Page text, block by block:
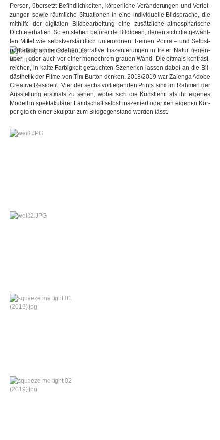
Per­son, über­setzt Befind­lich­kei­ten, kör­per­li­che Ver­än­de­run­gen und Ver­let­
zun­gen sowie räum­li­che Situa­tio­nen in eine indi­vi­du­elle Bild­spra­che, die
mit­hilfe der digi­ta­len Bild­be­ar­bei­tung eine zusätz­li­che atmo­sphä­ri­sche
Dichte erhal­ten. So ent­ste­hen betö­rende Bild­ideen, denen sich die gewähl­
ten Mit­tel wie selbst­ver­ständ­lich unter­ord­nen. Rei­nen Por­trät– und Selbst­
por­trät­auf­nah­men ste­hen nar­ra­tive Insze­nie­run­gen in freier Natur gegen­
über – oder auch vor einer mono­chrom grauen Wand. Die oft­mals kon­trast­
rei­chen, in kalte Far­big­keit getauch­ten Sze­ne­rien las­sen dabei an die Bil­
däs­the­tik der Filme von Tim Bur­ton den­ken. 2018/2019 war Zalenga Adobe
Crea­tive Resi­dent. Vier der sechs vor­lie­gen­den Prints sind im Rah­men der
Aus­stel­lung erst­mals zu sehen, wobei sich die Künst­le­rin als ihr eige­nes
Modell in spek­ta­ku­lä­rer Land­schaft selbst insze­niert oder den eige­nen Kör­
per gleich einer Skulp­tur zum Bild­ge­gen­stand wer­den lässt.